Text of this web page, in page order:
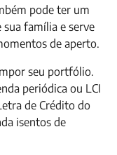
pode ter um
família e serve
de aperto.
seu portfólio.
periódica ou LCI
de Crédito do
isentos de